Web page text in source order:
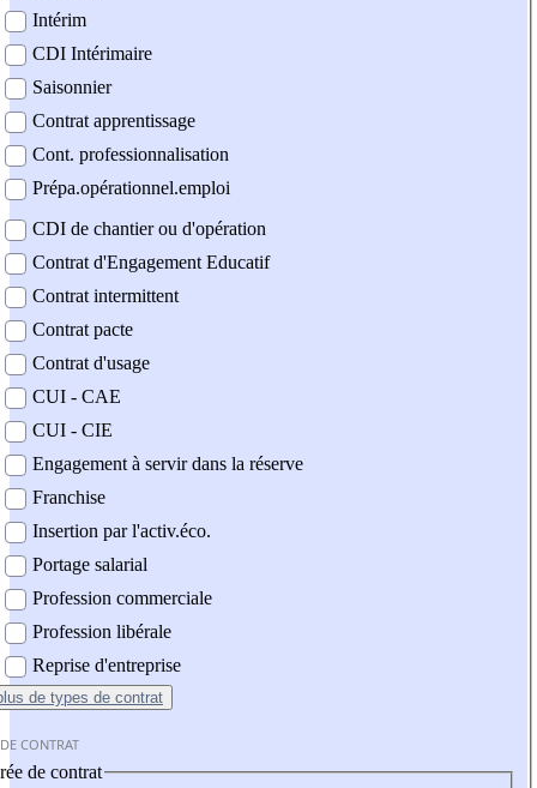
Intérim
CDI Intérimaire
Saisonnier
Contrat apprentissage
Cont. professionnalisation
Prépa.opérationnel.emploi
CDI de chantier ou d'opération
Contrat d'Engagement Educatif
Contrat intermittent
Contrat pacte
Contrat d'usage
CUI - CAE
CUI - CIE
Engagement à servir dans la réserve
Franchise
Insertion par l'activ.éco.
Portage salarial
Profession commerciale
Profession libérale
Reprise d'entreprise
de types de contrat
CONTRAT
de contrat